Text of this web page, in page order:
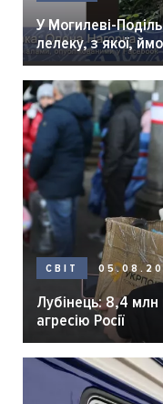
У Могилеві-
лелеку, з якої,
СВІТ
Лубінець: 8,4 млн
агресію Росії